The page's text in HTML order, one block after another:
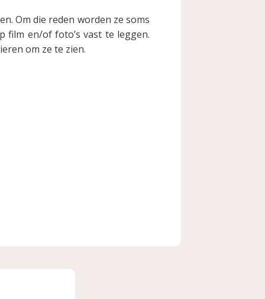
Om die reden worden ze soms
film en/of foto’s vast te leggen.
om ze te zien.